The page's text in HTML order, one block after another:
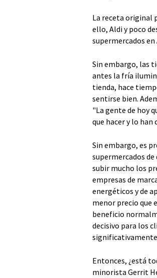
La receta original
ello, Aldi y poco
supermercados
Sin embargo, las
antes la fría
tienda, hace
sentirse bien.
"La gente de hoy
que hacer y lo han
Sin embargo, es
supermercados
subir mucho los
empresas de
energéticos y de
menor precio que
beneficio
decisivo para los
significativamente
Entonces, ¿está
minorista Gerrit